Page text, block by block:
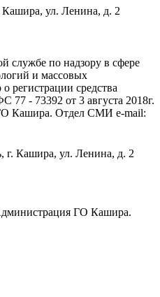
Кашира, ул. Ленина, д. 2
службе по надзору в сфере
и массовых
регистрации средства
- 73392 от 3 августа 2018г.
Кашира. Отдел СМИ e-mail:
г. Кашира, ул. Ленина, д. 2
ГО Кашира.